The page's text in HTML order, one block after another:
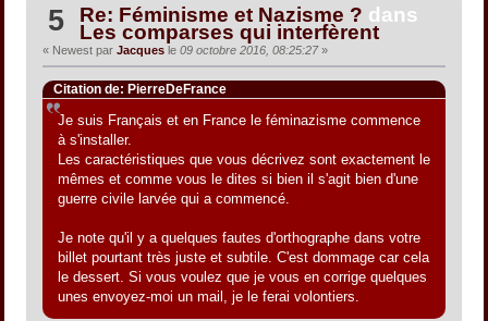
5 Re: Féminisme et Nazisme ? dans
Les comparses qui interfèrent
« Newest par Jacques le09 octobre 2016, 08:25:27»
Citation de: PierreDeFrance
Je suis Français et en France le féminazisme commence
à s'installer.
Les caractéristiques que vous décrivez sont exactement le
mêmes et comme vous le dites si bien il s'agit bien d'une
guerre civile larvée qui a commencé.
Je note qu'il y a quelques fautes d'orthographe dans votre
billet pourtant très juste et subtile. C'est dommage car cela
le dessert. Si vous voulez que je vous en corrige quelques
unes envoyez-moi un mail, je le ferai volontiers.